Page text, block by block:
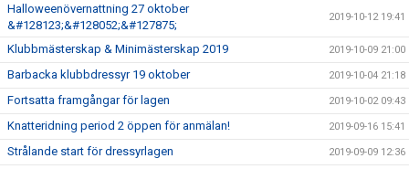
Halloweenövernattning 27 oktober
&#128123;&#128052;&#127875;
2019-10-12 19:41
Klubbmästerskap & Minimästerskap 2019 2019-10-09 21:00
Barbacka klubbdressyr 19 oktober 2019-10-04 21:18
Fortsatta framgångar för lagen 2019-10-02 09:43
Knatteridning period 2 öppen för anmälan! 2019-09-16 15:41
Strålande start för dressyrlagen 2019-09-09 12:36